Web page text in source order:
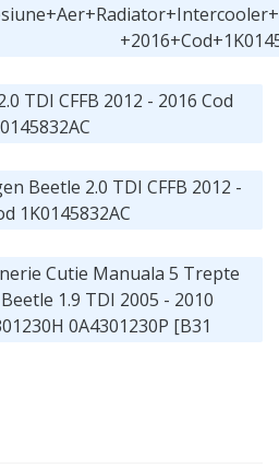
TDI CFFB 2012 - 2016 Cod
Beetle 2.0 TDI CFFB 2012 -
1K0145832AC
Cutie Manuala 5 Trepte
1.9 TDI 2005 - 2010
0A4301230P [B31